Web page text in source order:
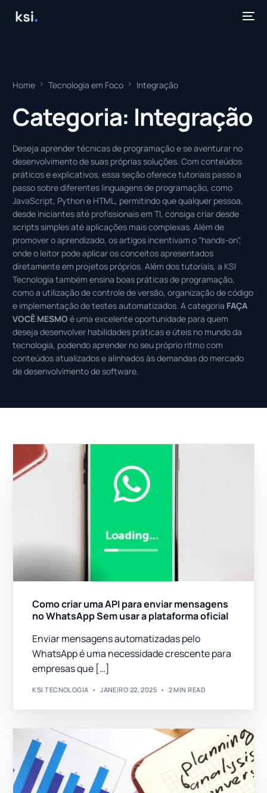
Home Tecnologia em Foco Integração
Categoria: Integração
Deseja aprender técnicas de programação e se aventurar no
desenvolvimento de suas próprias soluções. Com conteúdos
práticos e explicativos, essa seção oferece tutoriais passo a
passo sobre diferentes linguagens de programação, como
JavaScript, Python e HTML, permitindo que qualquer pessoa,
desde iniciantes até profissionais em TI, consiga criar desde
scripts simples até aplicações mais complexas. Além de
promover o aprendizado, os artigos incentivam o "hands-on",
onde o leitor pode aplicar os conceitos apresentados
diretamente em projetos próprios. Além dos tutoriais, a KSI
Tecnologia também ensina boas práticas de programação,
como a utilização de controle de versão, organização de código
e implementação de testes automatizados. A categoria FAÇA
VOCÊ MESMO é uma excelente oportunidade para quem
deseja desenvolver habilidades práticas e úteis no mundo da
tecnologia, podendo aprender no seu próprio ritmo com
conteúdos atualizados e alinhados às demandas do mercado
de desenvolvimento de software.
Como criar uma API para enviar mensagens
no WhatsApp Sem usar a plataforma oficial
Enviar mensagens automatizadas pelo
WhatsApp é uma necessidade crescente para
empresas que […]
KSI TECNOLOGIA JANEIRO 22, 2025 2 MIN READ